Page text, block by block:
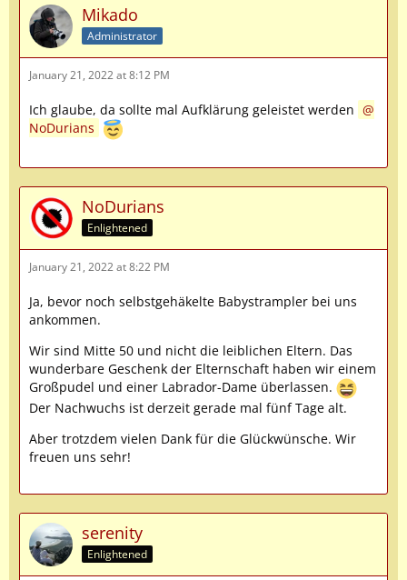
Mikado
Administrator
January 21, 2022 at 8:12 PM
Ich glaube, da sollte mal Aufklärung geleistet werden
NoDurians
NoDurians
Enlightened
January 21, 2022 at 8:22 PM
Ja, bevor noch selbstgehäkelte Babystrampler bei uns
ankommen.
Wir sind Mitte 50 und nicht die leiblichen Eltern. Das
wunderbare Geschenk der Elternschaft haben wir einem
Großpudel und einer Labrador-Dame überlassen.
Der Nachwuchs ist derzeit gerade mal fünf Tage alt.
Aber trotzdem vielen Dank für die Glückwünsche. Wir
freuen uns sehr!
serenity
Enlightened